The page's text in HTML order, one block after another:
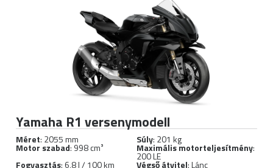
Yamaha R1 versenymodell
Méret: 2055 mm Súly: 201 kg
Motor szabad: 998 cm³ Maximális motorteljesítmény:
200 LE
Fogyasztás: 6,8 l / 100 km Végső átvitel: Lánc